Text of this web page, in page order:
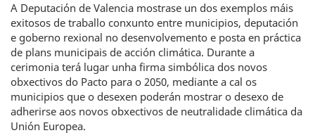
A Deputación de Valencia mostrase un dos exemplos máis
exitosos de traballo conxunto entre municipios, deputación
e goberno rexional no desenvolvemento e posta en práctica
de plans municipais de acción climática. Durante a
cerimonia terá lugar unha firma simbólica dos novos
obxectivos do Pacto para o 2050, mediante a cal os
municipios que o desexen poderán mostrar o desexo de
adherirse aos novos obxectivos de neutralidade climática da
Unión Europea.